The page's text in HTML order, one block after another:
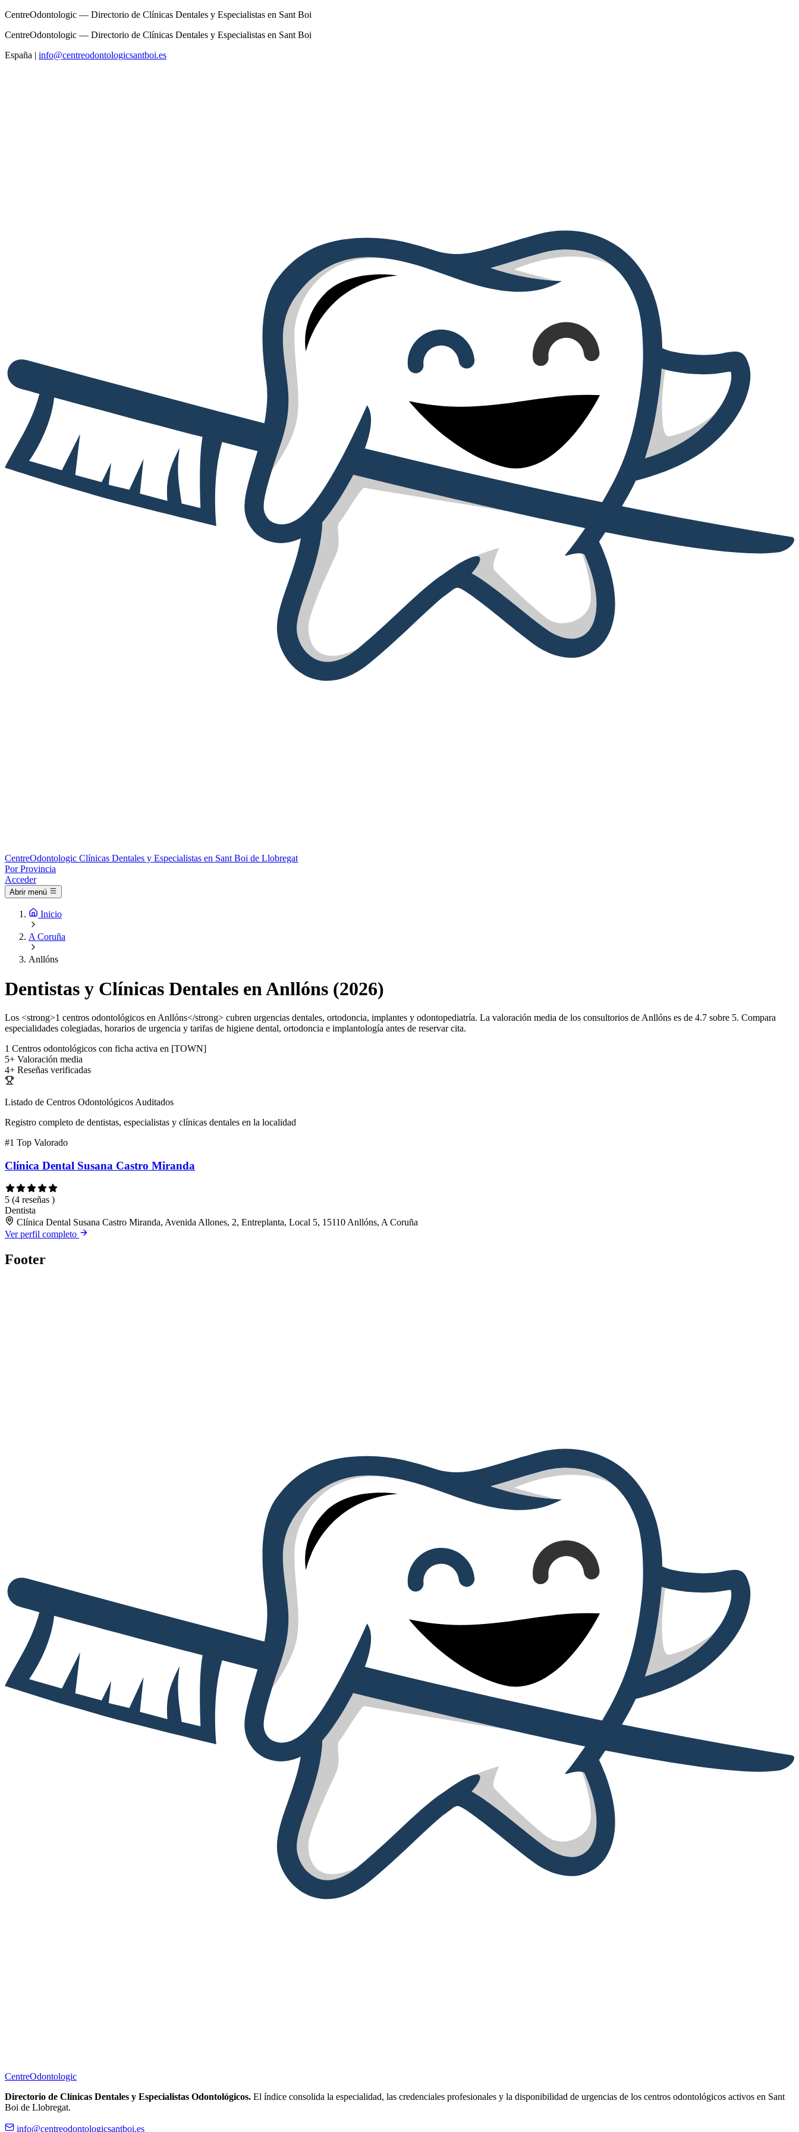
CentreOdontologic — Directorio de Clínicas Dentales y Especialistas en Sant Boi
CentreOdontologic — Directorio de Clínicas Dentales y Especialistas en Sant Boi
España | info@centreodontologicsantboi.es
CentreOdontologic Clínicas Dentales y Especialistas en Sant Boi de Llobregat
Por Provincia
Acceder
Abrir menú
Inicio
A Coruña
Anllóns
Dentistas y Clínicas Dentales en Anllóns (2026)
Los <strong>1 centros odontológicos en Anllóns</strong> cubren urgencias dentales, ortodoncia, implantes y odontopediatría. La valoración media de los consultorios de Anllóns es de 4.7 sobre 5. Compara
especialidades colegiadas, horarios de urgencia y tarifas de higiene dental, ortodoncia e implantología antes de reservar cita.
1 Centros odontológicos con ficha activa en [TOWN]
5+ Valoración media
4+ Reseñas verificadas
Listado de Centros Odontológicos Auditados
Registro completo de dentistas, especialistas y clínicas dentales en la localidad
#1 Top Valorado
Clínica Dental Susana Castro Miranda
5 (4 reseñas )
Dentista
Clínica Dental Susana Castro Miranda, Avenida Allones, 2, Entreplanta, Local 5, 15110 Anllóns, A Coruña
Ver perfil completo
Footer
CentreOdontologic
Directorio de Clínicas Dentales y Especialistas Odontológicos. El índice consolida la especialidad, las credenciales profesionales y la disponibilidad de urgencias de los centros odontológicos activos en Sant
Boi de Llobregat.
info@centreodontologicsantboi.es